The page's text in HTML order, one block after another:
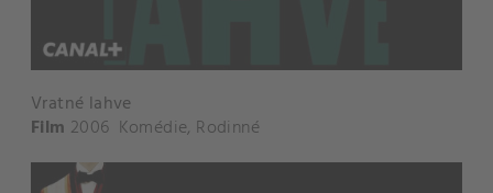
Vratné lahve
Film 2006 Komédie, Rodinné